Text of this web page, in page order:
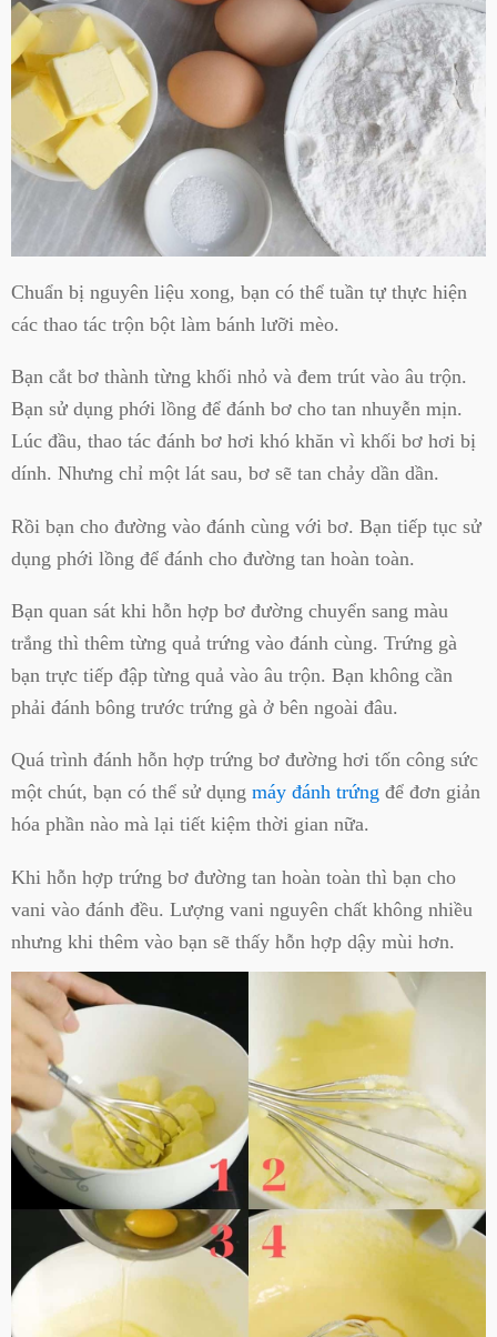
Chuẩn bị nguyên liệu xong, bạn có thể tuần tự thực hiện
các thao tác trộn bột làm bánh lưỡi mèo.
Bạn cắt bơ thành từng khối nhỏ và đem trút vào âu trộn.
Bạn sử dụng phới lồng để đánh bơ cho tan nhuyễn mịn.
Lúc đầu, thao tác đánh bơ hơi khó khăn vì khối bơ hơi bị
dính. Nhưng chỉ một lát sau, bơ sẽ tan chảy dần dần.
Rồi bạn cho đường vào đánh cùng với bơ. Bạn tiếp tục sử
dụng phới lồng để đánh cho đường tan hoàn toàn.
Bạn quan sát khi hỗn hợp bơ đường chuyển sang màu
trắng thì thêm từng quả trứng vào đánh cùng. Trứng gà
bạn trực tiếp đập từng quả vào âu trộn. Bạn không cần
phải đánh bông trước trứng gà ở bên ngoài đâu.
Quá trình đánh hỗn hợp trứng bơ đường hơi tốn công sức
một chút, bạn có thể sử dụng máy đánh trứng để đơn giản
hóa phần nào mà lại tiết kiệm thời gian nữa.
Khi hỗn hợp trứng bơ đường tan hoàn toàn thì bạn cho
vani vào đánh đều. Lượng vani nguyên chất không nhiều
nhưng khi thêm vào bạn sẽ thấy hỗn hợp dậy mùi hơn.